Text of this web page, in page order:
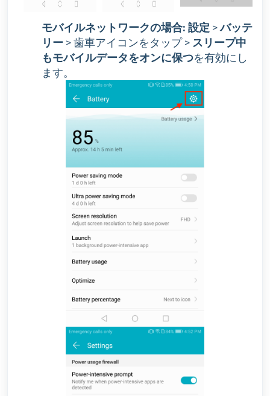
モバイルネットワークの場合: 設定 >バッテ
リー > 歯車アイコンをタップ > スリープ中
もモバイルデータをオンに保つを有効にし
ます。